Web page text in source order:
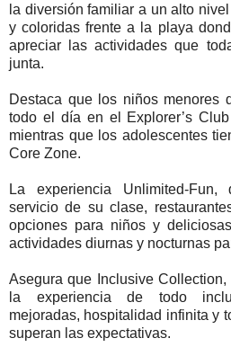
la diversión familiar a un alto
y coloridas frente a la playa
apreciar las actividades que
junta.
Destaca que los niños menores
todo el día en el Explorer’s
mientras que los adolescentes
Core Zone.
La experiencia Unlimited-
servicio de su clase,
opciones para niños y
actividades diurnas y nocturnas
Asegura que Inclusive
la experiencia de todo
mejoradas, hospitalidad infinita y
superan las expectativas.